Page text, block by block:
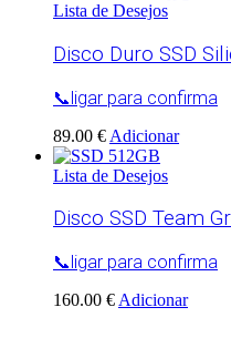
Lista de Desejos
Disco Duro SSD
📞ligar para confirma
89.00 € Adicionar
Lista de Desejos
Disco SSD Team
📞ligar para confirma
160.00 € Adicionar